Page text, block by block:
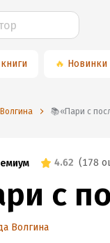
🔥 Новинки
📚«Пари с
4.62 (178
с
Волгина